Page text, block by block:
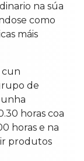
na súa
como
máis
cun
de
horas coa
horas e na
produtos